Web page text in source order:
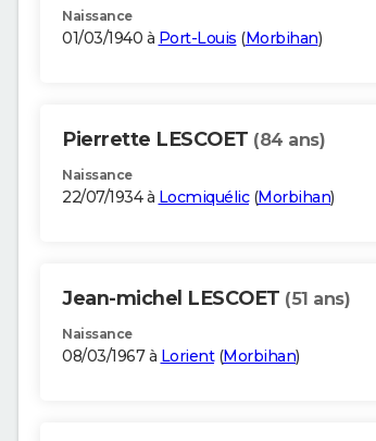
Naissance
01/03/1940 à Port-Louis (Morbihan)
Pierrette LESCOET (84 ans)
Naissance
22/07/1934 à Locmiquélic(Morbihan)
Jean-michel LESCOET (51 ans)
Naissance
08/03/1967 à Lorient(Morbihan)